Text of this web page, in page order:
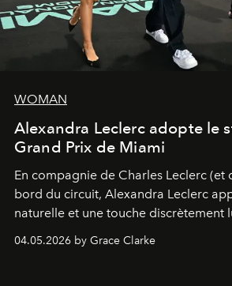
WOMAN
Alexandra Leclerc adopte le
Grand Prix de Miami
En compagnie de Charles Leclerc (et
bord du circuit, Alexandra Leclerc
naturelle et une touche discrètement
04.05.2026 by Grace Clarke